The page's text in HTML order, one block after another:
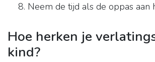
Neem de tijd als de oppas aan
Hoe herken je
kind?